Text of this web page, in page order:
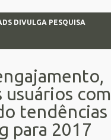
DIVULGA PESQUISA
com
tendências
para 2017